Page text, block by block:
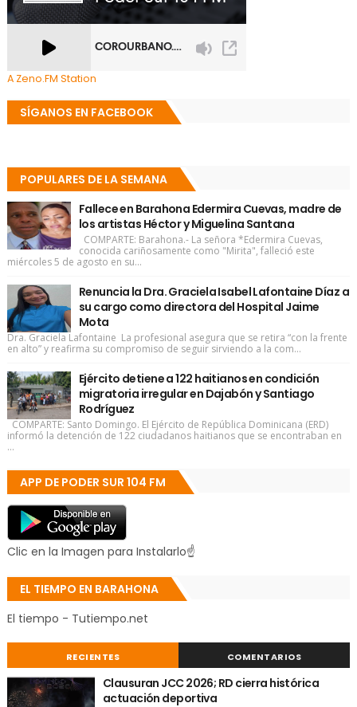
A Zeno.FM Station
SÍGANOS EN FACEBOOK
POPULARES DE LA SEMANA
Fallece en Barahona Edermira Cuevas, madre de
los artistas Héctor y Miguelina Santana
COMPARTE: Barahona.- La señora *Edermira Cuevas,
conocida cariñosamente como "Mirita", falleció este
miércoles 5 de agosto en su...
Renuncia la Dra. Graciela Isabel Lafontaine Díaz a
su cargo como directora del Hospital Jaime
Mota
Dra. Graciela Lafontaine La profesional asegura que se retira “con la frente
en alto” y reafirma su compromiso de seguir sirviendo a la com...
Ejército detiene a 122 haitianos en condición
migratoria irregular en Dajabón y Santiago
Rodríguez
COMPARTE: Santo Domingo. El Ejército de República Dominicana (ERD)
informó la detención de 122 ciudadanos haitianos que se encontraban en
...
APP DE PODER SUR 104 FM
Clic en la Imagen para Instalarlo☝
EL TIEMPO EN BARAHONA
El tiempo - Tutiempo.net
RECIENTES COMENTARIOS
Clausuran JCC 2026; RD cierra histórica
actuación deportiva